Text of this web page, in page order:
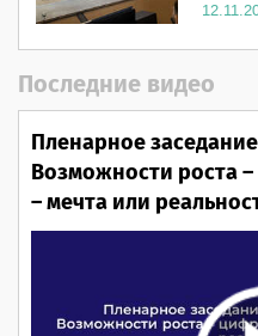
Последние видео
Пленарное
Возможности роста
– мечта или